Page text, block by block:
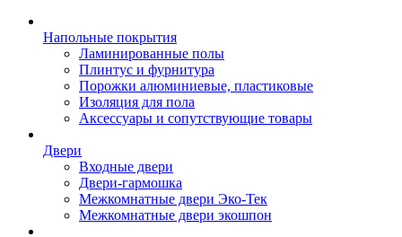
Напольные покрытия
Ламинированные полы
Плинтус и фурнитура
Порожки алюминиевые, пластиковые
Изоляция для пола
Аксессуары и сопутствующие товары
Двери
Входные двери
Двери-гармошка
Межкомнатные двери Эко-Тек
Межкомнатные двери экошпон